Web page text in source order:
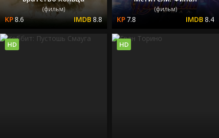
(фильм)
8.6 8.8
(фильм)
7.8 8.4
HD HD